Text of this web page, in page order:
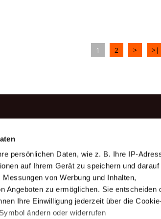
persönlichen Daten, wie z. B. Ihre IP-
auf Ihrem Gerät zu speichern und
von Werbung und Inhalten,
Angeboten zu ermöglichen. Sie entscheiden
Ihre Einwilligung jederzeit über die
ändern oder widerrufen
dem Komprimieren schnell seine Form
Funktionalität und Langlebigkeit
1 2 > >|
175
Produktion
Zahlung
Über uns
Versand
Rahmenbedingungen